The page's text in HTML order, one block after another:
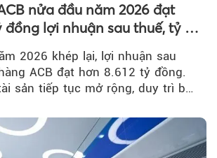
nửa đầu năm 2026 đạt
đồng lợi nhuận sau thuế, tỷ lệ
ngành
2026 khép lại, lợi nhuận sau
ACB đạt hơn 8.612 tỷ đồng.
sản tiếp tục mở rộng, duy trì bộ